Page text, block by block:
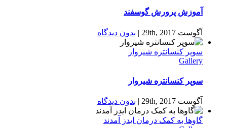
آموزش پرورش گوسفند
آگوست 29th, 2017 | بدون ديدگاه
سوپر کنسانتره شیروار
Gallery
سوپر کنسانتره شیروار
آگوست 29th, 2017 | بدون ديدگاه
گاوها به کمک درمان ایدز آمدند